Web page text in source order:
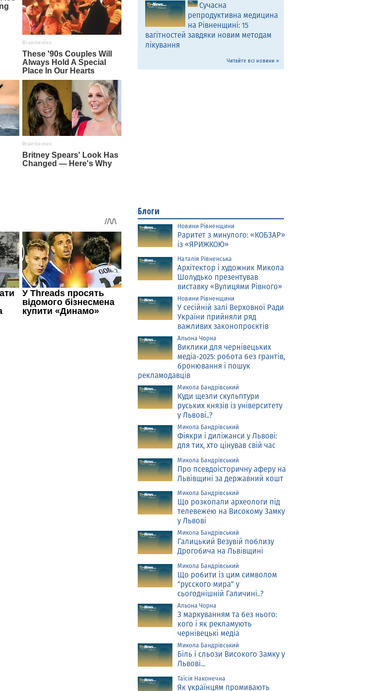
Сучасна
репродуктивна медицина
на Рівненщині: 15
вагітностей завдяки новим методам
лікування
Читайте всі новини »
Блоги
Новини Рівненщини
Раритет з минулого: «КОБЗАР»
із «ЯРИЖКОЮ»
Наталія Рівненська
Архітектор і художник Микола
Шолудько презентував
виставку «Вулицями Рівного»
Новини Рівненщини
У сесійній залі Верховної Ради
України прийняли ряд
важливих законопроєктів
Альона Чорна
Виклики для чернівецьких
медіа-2025: робота без грантів,
бронювання і пошук
рекламодавців
Микола Бандрівський
Куди щезли скульптури
руських князів із університету
у Львові..?
Микола Бандрівський
Фіякри і диліжанси у Львові:
для тих, хто цінував свій час
Микола Бандрівський
Про псевдоісторичну аферу на
Львівщині за державний кошт
Микола Бандрівський
Що розкопали археологи під
телевежею на Високому Замку
у Львові
Микола Бандрівський
Галицький Везувій поблизу
Дрогобича на Львівщині
Микола Бандрівський
Що робити із цим символом
"русского мира" у
сьогоднішній Галичині..?
Альона Чорна
З маркуванням та без нього:
кого і як рекламують
чернівецькі медіа
Микола Бандрівський
Біль і сльози Високого Замку у
Львові...
Таїсія Наконечна
Як українцям промивають